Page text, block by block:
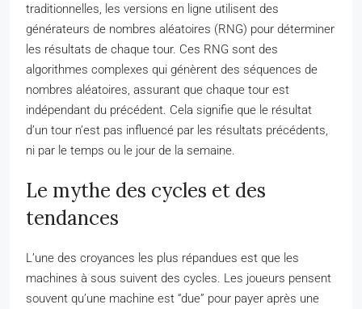
traditionnelles, les versions en ligne utilisent des
générateurs de nombres aléatoires (RNG) pour déterminer
les résultats de chaque tour. Ces RNG sont des
algorithmes complexes qui génèrent des séquences de
nombres aléatoires, assurant que chaque tour est
indépendant du précédent. Cela signifie que le résultat
d’un tour n’est pas influencé par les résultats précédents,
ni par le temps ou le jour de la semaine.
Le mythe des cycles et des
tendances
L’une des croyances les plus répandues est que les
machines à sous suivent des cycles. Les joueurs pensent
souvent qu’une machine est “due” pour payer après une